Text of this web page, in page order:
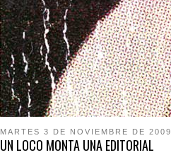
MARTES 3 DE NOVIEMBRE DE 2009
UN LOCO MONTA UNA EDITORIAL